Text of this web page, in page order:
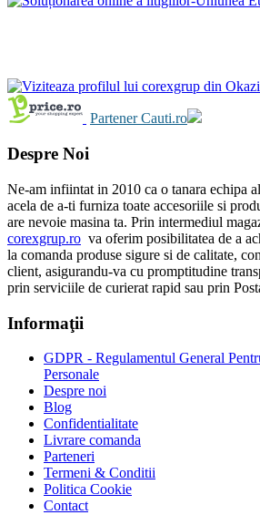
Partener Cauti.ro
Despre Noi
Ne-am infiintat in 2010 ca o tanara echipa
acela de a-ti furniza toate accesoriile si
are nevoie masina ta. Prin intermediul
corexgrup.ro va oferim posibilitatea de a
la comanda produse sigure si de calitate,
client, asigurandu-va cu promptitudine
prin serviciile de curierat rapid sau prin
Informaţii
GDPR - Regulamentul General
Personale
Despre noi
Blog
Confidentialitate
Livrare comanda
Parteneri
Termeni & Conditii
Politica Cookie
Contact